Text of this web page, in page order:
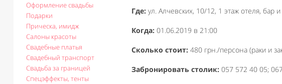
Оформление свадьбы
Подарки
Прическа, имидж
Салоны красоты
Свадебные платья
Свадебный транспорт
Свадьба за границей
Спецэффекты, тенты
Где: ул. Алчевских, 10/12, 1 этаж отеля, бар
Когда: 01.06.2019 в 21:00
Сколько стоит: 480 грн./персона (раки и
Забронировать столик: 057 572 40 05;